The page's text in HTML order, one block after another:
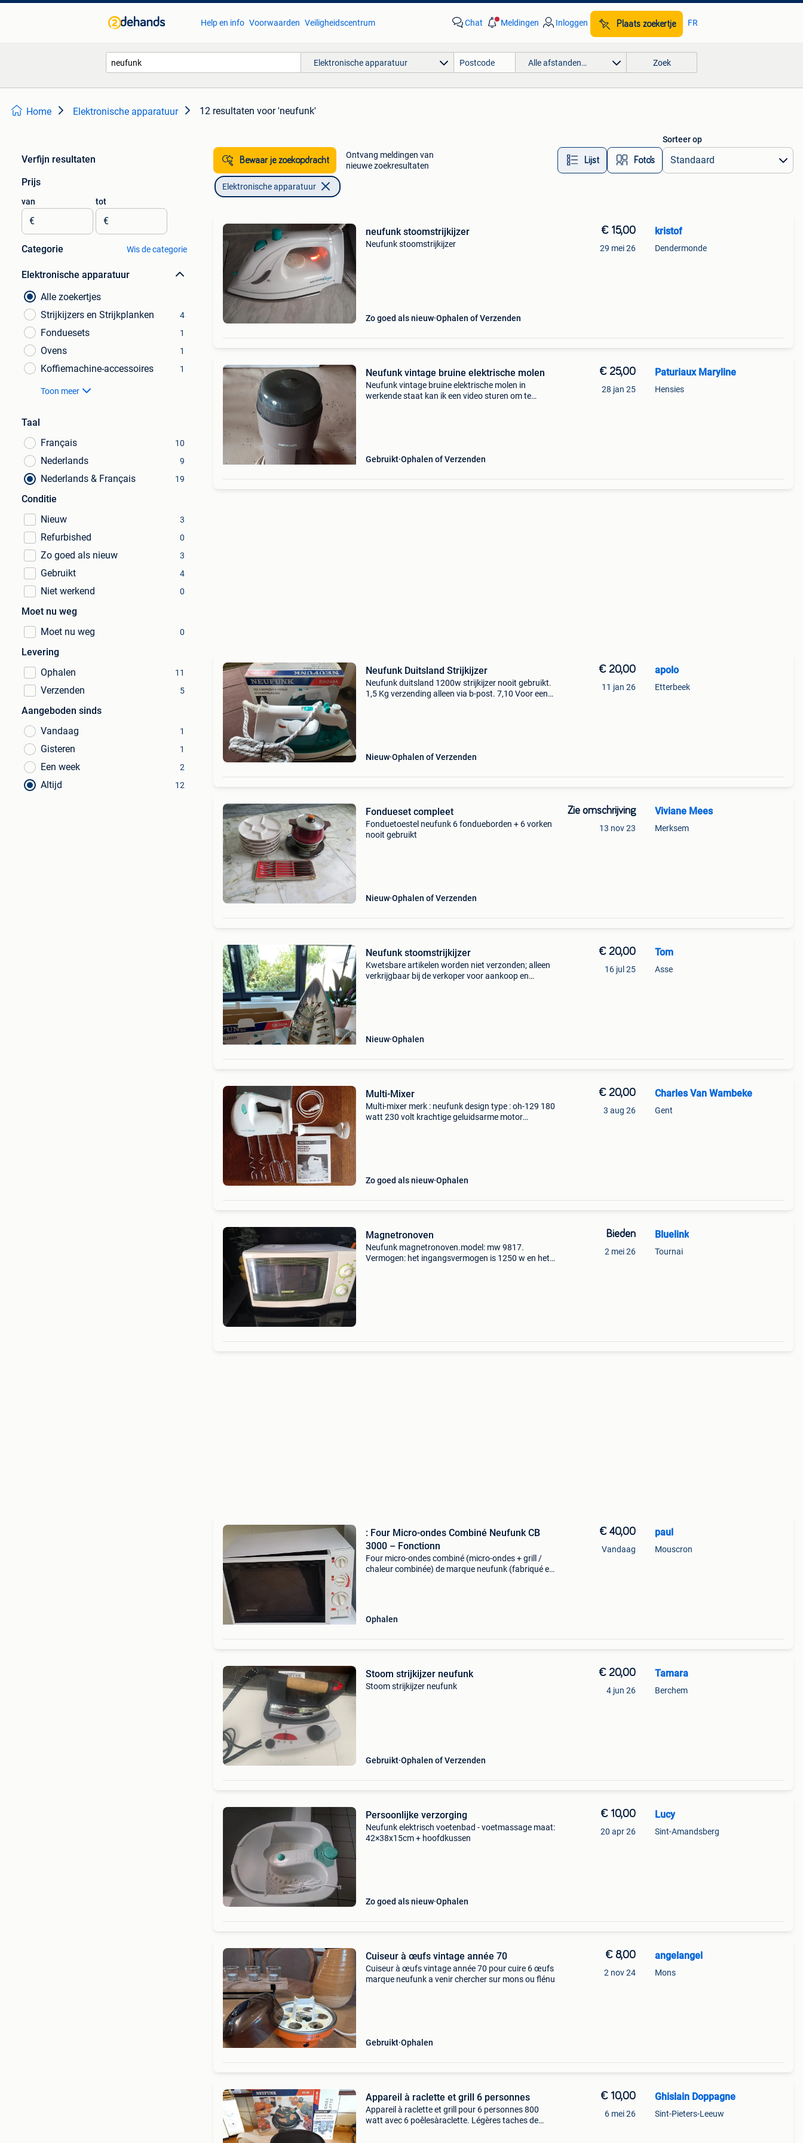
Help en info Voorwaarden Veiligheidscentrum Chat Meldingen Inloggen Plaats zoekertje FR
Elektronische apparatuur Alle afstanden… Zoek
Home Elektronische apparatuur 12 resultaten voor 'neufunk'
Verfijn resultaten
Prijs
van
€
tot
€
Categorie Wis de categorie
Elektronische apparatuur
Alle zoekertjes
Strijkijzers en Strijkplanken
4
Fonduesets 1
Ovens 1
Koffiemachine-accessoires 1
Toon meer
Taal
Français
10
Nederlands 9
Nederlands & Français 19
Conditie
Nieuw
3
Refurbished 0
Zo goed als nieuw 3
Gebruikt 4
Niet werkend 0
Moet nu weg
Moet nu weg
0
Levering
Ophalen
11
Verzenden 5
Aangeboden sinds
Vandaag
1
Gisteren 1
Een week 2
Altijd 12
Bewaar je zoekopdracht
Ontvang meldingen van
nieuwe zoekresultaten
Lijst Foto’s
Sorteer op
Elektronische apparatuur
neufunk stoomstrijkijzer
Neufunk stoomstrijkijzer
Zo goed als nieuw Ophalen of Verzenden
€ 15,00
29 mei 26
kristof
Dendermonde
Neufunk vintage bruine elektrische molen
Neufunk vintage bruine elektrische molen in
werkende staat kan ik een video sturen om te
Gebruikt Ophalen of Verzenden
€ 25,00
28 jan 25
Paturiaux Maryline
Hensies
Neufunk Duitsland Strijkijzer
Neufunk duitsland 1200w strijkijzer nooit gebruikt.
1,5 Kg verzending alleen via b-post. 7,10 Voor een
Nieuw Ophalen of Verzenden
€ 20,00
11 jan 26
apolo
Etterbeek
Fondueset compleet
Fonduetoestel neufunk 6 fondueborden + 6 vorken
nooit gebruikt
Nieuw Ophalen of Verzenden
Zie omschrijving
13 nov 23
Viviane Mees
Merksem
Neufunk stoomstrijkijzer
Kwetsbare artikelen worden niet verzonden; alleen
verkrijgbaar bij de verkoper voor aankoop en
Nieuw Ophalen
€ 20,00
16 jul 25
Tom
Asse
Multi-Mixer
Multi-mixer merk : neufunk design type : oh-129 180
watt 230 volt krachtige geluidsarme motor
Zo goed als nieuw Ophalen
€ 20,00
3 aug 26
Charles Van Wambeke
Gent
Magnetronoven
Neufunk magnetronoven.model: mw 9817.
Vermogen: het ingangsvermogen is 1250 w en het
Bieden
2 mei 26
Bluelink
Tournai
: Four Micro-ondes Combiné Neufunk CB
3000 – Fonctionn
Four micro-ondes combiné (micro-ondes + grill /
chaleur combinée) de marque neufunk (fabriqué en
Ophalen
€ 40,00
Vandaag
paul
Mouscron
Stoom strijkijzer neufunk
Stoom strijkijzer neufunk
Gebruikt Ophalen of Verzenden
€ 20,00
4 jun 26
Tamara
Berchem
Persoonlijke verzorging
Neufunk elektrisch voetenbad - voetmassage maat:
42×38x15cm + hoofdkussen
Zo goed als nieuw Ophalen
€ 10,00
20 apr 26
Lucy
Sint-Amandsberg
Cuiseur à œufs vintage année 70
Cuiseur à œufs vintage année 70 pour cuire 6 œufs
marque neufunk a venir chercher sur mons ou flénu
Gebruikt Ophalen
€ 8,00
2 nov 24
angelangel
Mons
Appareil à raclette et grill 6 personnes
Appareil à raclette et grill pour 6 personnes 800
watt avec 6 poêlesàraclette. Légères taches de
€ 10,00
6 mei 26
Ghislain Doppagne
Sint-Pieters-Leeuw